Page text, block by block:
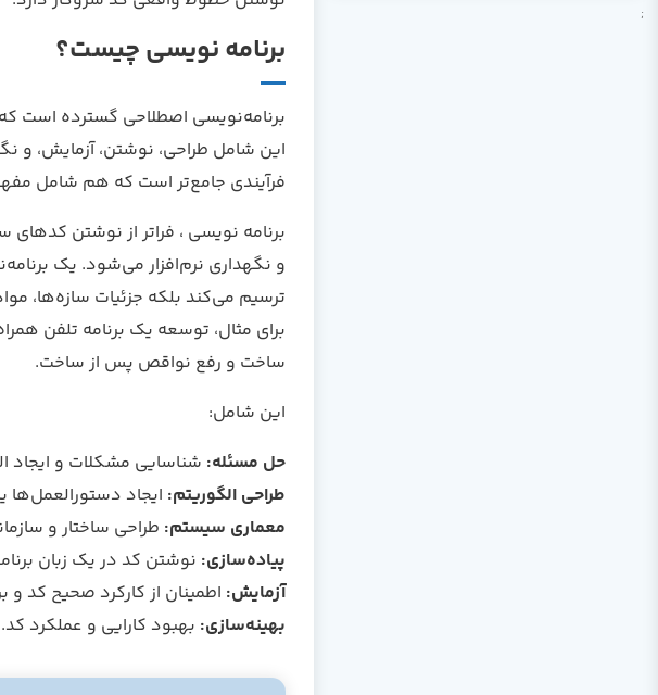
;
برنامه نویسی چیست؟
برنامه‌نویسی اصطلاحی گسترده است
این شامل طراحی، نوشتن، آزمایش، و
فرآیندی جامع‌تر است که هم شامل
برنامه نویسی ، فراتر از نوشتن
و نگهداری نرم‌افزار می‌شود. یک
ترسیم می‌کند بلکه جزئیات سازه‌ها،
برای مثال، توسعه یک برنامه تلفن
ساخت و رفع نواقص پس از ساخت.
این شامل:
حل مسئله: شناسایی مشکلات و ایجاد
طراحی الگوریتم: ایجاد
معماری سیستم: طراحی ساختار و
پیاده‌سازی: نوشتن کد در یک زبان
آزمایش: اطمینان از کارکرد صحیح کد
بهینه‌سازی: بهبود کارایی و عملکرد کد.